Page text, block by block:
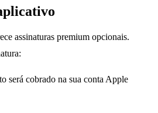
assinaturas premium opcionais.
será cobrado na sua conta Apple